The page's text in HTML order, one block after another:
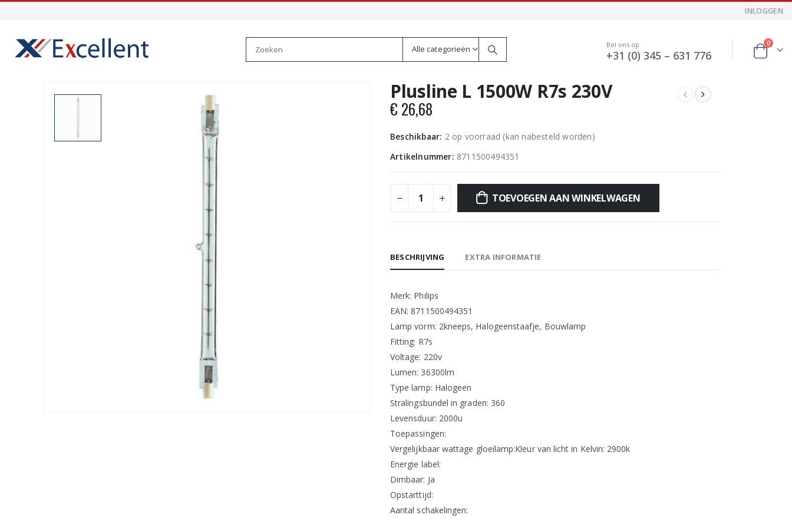
INLOGGEN
Alle categorieën Bel ons op
+31 (0) 345 – 631 776
0
Plusline L 1500W R7s 230V
€ 26,68
Beschikbaar: 2 op voorraad (kan nabesteld worden)
Artikelnummer: 8711500494351
TOEVOEGEN AAN WINKELWAGEN
BESCHRIJVING EXTRA INFORMATIE
Merk: Philips
EAN: 8711500494351
Lamp vorm: 2kneeps, Halogeenstaafje, Bouwlamp
Fitting: R7s
Voltage: 220v
Lumen: 36300lm
Type lamp: Halogeen
Stralingsbundel in graden: 360
Levensduur: 2000u
Toepassingen:
Vergelijkbaar wattage gloeilamp:Kleur van licht in Kelvin: 2900k
Energie label:
Dimbaar: Ja
Opstarttijd:
Aantal schakelingen: